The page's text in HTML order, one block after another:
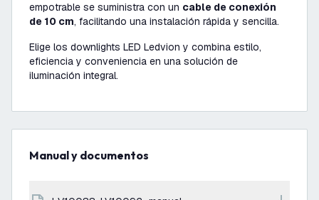
empotrable se suministra con un cable de conexión
de 10 cm, facilitando una instalación rápida y sencilla.
Elige los downlights LED Ledvion y combina estilo,
eficiencia y conveniencia en una solución de
iluminación integral.
Manual y documentos